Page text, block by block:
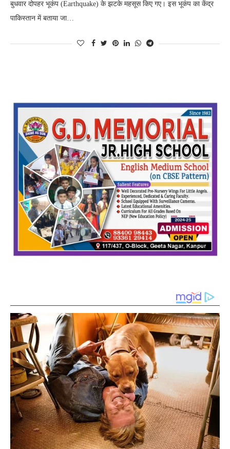
बुधवार दोपहर भूकंप (Earthquake) के झटके महसूस किए गए। इस भूकंप का केंद्र
पाकिस्तान में बताया जा…